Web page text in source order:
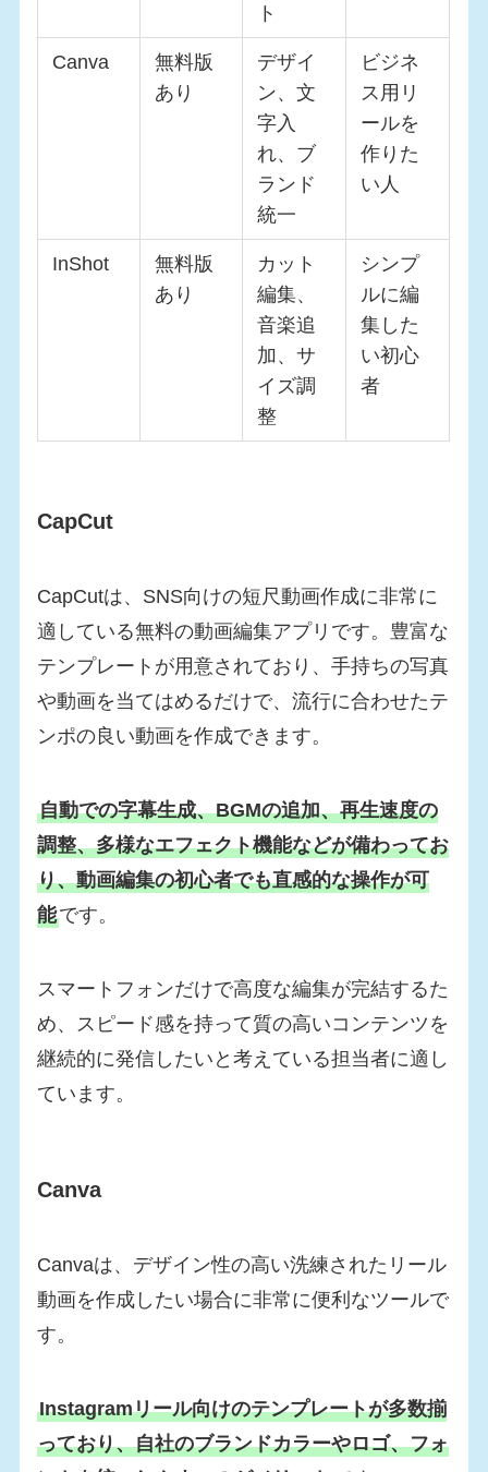
ト
Canva
無料版
あり
デザイ
ン、文
字入
れ、ブ
ランド
統一
ビジネ
ス用リ
ールを
作りた
い人
InShot
無料版
あり
カット
編集、
音楽追
加、サ
イズ調
整
シンプ
ルに編
集した
い初心
者
CapCut
CapCutは、SNS向けの短尺動画作成に非常に
適している無料の動画編集アプリです。豊富な
テンプレートが用意されており、手持ちの写真
や動画を当てはめるだけで、流行に合わせたテ
ンポの良い動画を作成できます。
自動での字幕生成、BGMの追加、再生速度の
調整、多様なエフェクト機能などが備わってお
り、動画編集の初心者でも直感的な操作が可
能です。
スマートフォンだけで高度な編集が完結するた
め、スピード感を持って質の高いコンテンツを
継続的に発信したいと考えている担当者に適し
ています。
Canva
Canvaは、デザイン性の高い洗練されたリール
動画を作成したい場合に非常に便利なツールで
す。
Instagramリール向けのテンプレートが多数揃
っており、自社のブランドカラーやロゴ、フォ